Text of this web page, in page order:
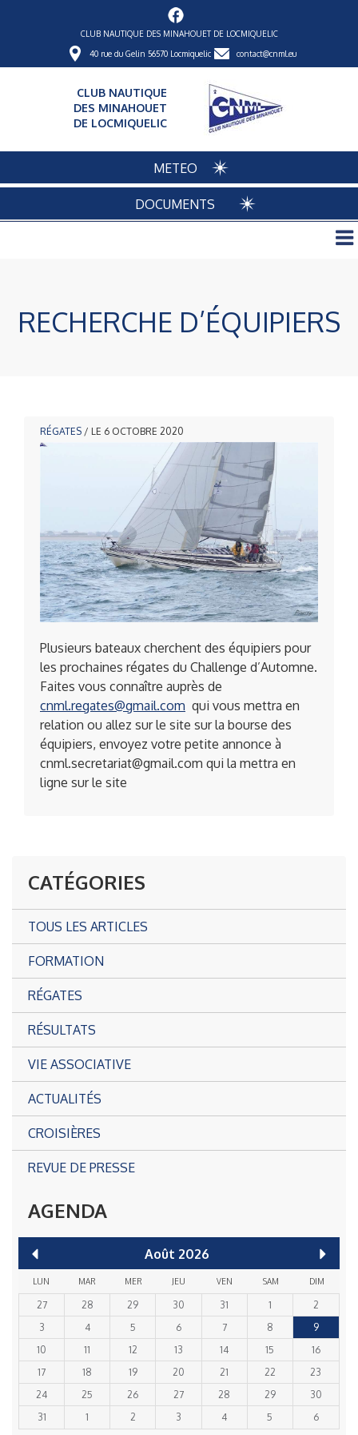
CLUB NAUTIQUE DES MINAHOUET DE LOCMIQUELIC
40 rue du Gelin 56570 Locmiquelic contact@cnml.eu
CLUB NAUTIQUE
DES MINAHOUET
DE LOCMIQUELIC
METEO
DOCUMENTS
RECHERCHE D’ÉQUIPIERS
RÉGATES / LE 6 OCTOBRE 2020
Plusieurs bateaux cherchent des équipiers pour
les prochaines régates du Challenge d’Automne.
Faites vous connaître auprès de
cnml.regates@gmail.com qui vous mettra en
relation ou allez sur le site sur la bourse des
équipiers, envoyez votre petite annonce à
cnml.secretariat@gmail.com qui la mettra en
ligne sur le site
CATÉGORIES
TOUS LES ARTICLES
FORMATION
RÉGATES
RÉSULTATS
VIE ASSOCIATIVE
ACTUALITÉS
CROISIÈRES
REVUE DE PRESSE
AGENDA
Août 2026
LUN MAR MER JEU VEN SAM DIM
27 28 29 30 31 1
2
3
4 5 6 7 8
9
10
11 12 13 14 15
16
17
18 19 20 21 22
23
24
25 26 27 28 29
30
31
1 2 3 4 5 6